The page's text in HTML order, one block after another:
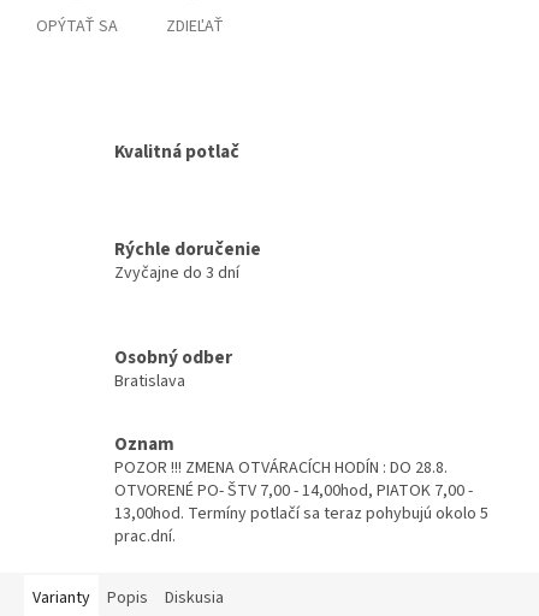
OPÝTAŤ SA ZDIEĽAŤ
Kvalitná potlač
Rýchle doručenie
Zvyčajne do 3 dní
Osobný odber
Bratislava
Oznam
POZOR !!! ZMENA OTVÁRACÍCH HODÍN : DO 28.8.
OTVORENÉ PO- ŠTV 7,00 - 14,00hod, PIATOK 7,00 -
13,00hod. Termíny potlačí sa teraz pohybujú okolo 5
prac.dní.
Varianty Popis Diskusia